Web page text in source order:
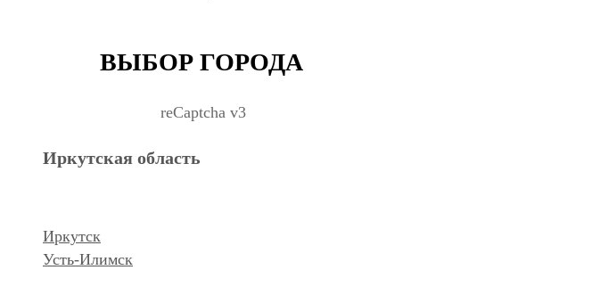
Курган
ВЫБОР ГОРОДА
reCaptcha v3
Иркутская область
Иркутск
Усть-Илимск